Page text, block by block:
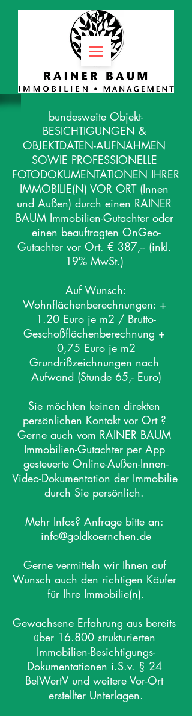
bundesweite Objekt-
BESICHTIGUNGEN &
OBJEKTDATEN-AUFNAHMEN
SOWIE PROFESSIONELLE
FOTODOKUMENTATIONEN IHRER
IMMOBILIE(N) VOR ORT (Innen
und Außen) durch einen RAINER
BAUM Immobilien-Gutachter oder
einen beauftragten OnGeo-
Gutachter vor Ort. € 387,-- (inkl.
19% MwSt.)
Auf Wunsch:
Wohnflächenberechnungen: +
1.20 Euro je m2 / Brutto-
Geschoßflächenberechnung +
0,75 Euro je m2
Grundrißzeichnungen nach
Aufwand (Stunde 65,- Euro)
Sie möchten keinen direkten
persönlichen Kontakt vor Ort ?
Gerne auch vom RAINER BAUM
Immobilien-Gutachter per App
gesteuerte Online-Außen-Innen-
Video-Dokumentation der Immobilie
durch Sie persönlich.
Mehr Infos? Anfrage bitte an:
info@goldkoernchen.de
Gerne vermitteln wir Ihnen auf
Wunsch auch den richtigen Käufer
für Ihre Immobilie(n).
Gewachsene Erfahrung aus bereits
über 16.800 strukturierten
Immobilien-Besichtigungs-
Dokumentationen i.S.v. § 24
BelWertV und weitere Vor-Ort
erstellter Unterlagen.